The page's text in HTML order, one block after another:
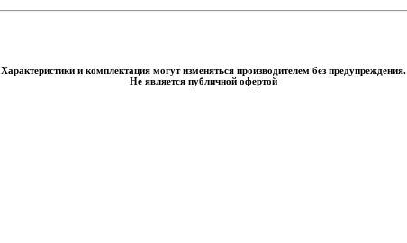
Характеристики и комплектация могут изменяться производителем без предупреждения.
Не является публичной офертой